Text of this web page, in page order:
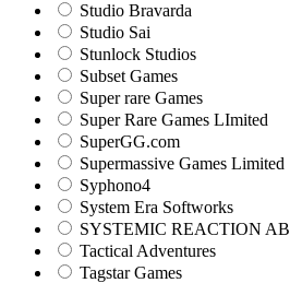
Studio Bravarda
Studio Sai
Stunlock Studios
Subset Games
Super rare Games
Super Rare Games LImited
SuperGG.com
Supermassive Games Limited
Syphono4
System Era Softworks
SYSTEMIC REACTION AB
Tactical Adventures
Tagstar Games